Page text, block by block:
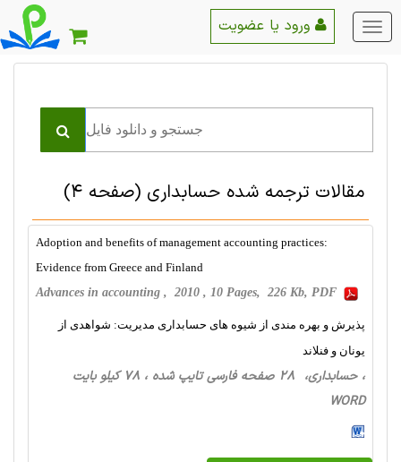
منو
اصلی
مقالات ترجمه شده حسابداری (صفحه 4)
Adoption and benefits of management accounting practices:
Evidence from Greece and Finland
Advances in accounting , 2010 , 10 Pages, 226 Kb, PDF
پذیرش و بهره مندی از شیوه های حسابداری مدیریت: شواهدی از
یونان و فنلاند
، حسابداری، 28 صفحه فارسی تایپ شده ، 78 کیلو بایت
WORD